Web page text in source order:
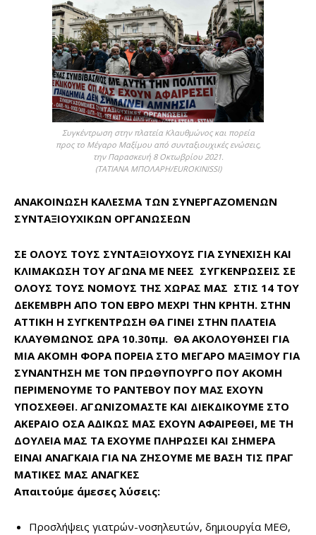
Συγκέντρωση στην πλατεία Κλαυθμώνος και πορεία
προς το Μέγαρο Μαξίμου από συνταξιουχικές ενώσεις,
την Παρασκευή 8 Οκτωβρίου 2021.
(ΤΑΤΙΑΝΑ ΜΠΟΛΑΡΗ/EUROKINISSI)
ΑΝΑΚΟΙΝΩΣΗ ΚΑΛΕΣΜΑ ΤΩΝ ΣΥΝΕΡΓΑΖΟΜΕΝΩΝ
ΣΥΝΤΑΞΙΟΥΧΙΚΩΝ ΟΡΓΑΝΩΣΕΩΝ
ΣΕ ΟΛΟΥΣ ΤΟΥΣ ΣΥΝΤΑΞΙΟΥΧΟΥΣ ΓΙΑ ΣΥΝΕΧΙΣΗ ΚΑΙ
ΚΛΙΜΑΚΩΣΗ ΤΟΥ ΑΓΩΝΑ ΜΕ ΝΕΕΣ ΣΥΓΚΕΝΡΩΣΕΙΣ ΣΕ
ΟΛΟΥΣ ΤΟΥΣ ΝΟΜΟΥΣ ΤΗΣ ΧΩΡΑΣ ΜΑΣ ΣΤΙΣ 14 ΤΟΥ
ΔΕΚΕΜΒΡΗ ΑΠΟ ΤΟΝ ΕΒΡΟ ΜΕΧΡΙ ΤΗΝ ΚΡΗΤΗ. ΣΤΗΝ
ΑΤΤΙΚΗ Η ΣΥΓΚΕΝΤΡΩΣΗ ΘΑ ΓΙΝΕΙ ΣΤΗΝ ΠΛΑΤΕΙΑ
ΚΛΑΥΘΜΩΝΟΣ ΩΡΑ 10.30πμ. ΘΑ ΑΚΟΛΟΥΘΗΣΕΙ ΓΙΑ
ΜΙΑ ΑΚΟΜΗ ΦΟΡΑ ΠΟΡΕΙΑ ΣΤΟ ΜΕΓΑΡΟ ΜΑΞΙΜΟΥ ΓΙΑ
ΣΥΝΑΝΤΗΣΗ ΜΕ ΤΟΝ ΠΡΩΘΥΠΟΥΡΓΟ ΠΟΥ ΑΚΟΜΗ
ΠΕΡΙΜΕΝΟΥΜΕ ΤΟ ΡΑΝΤΕΒΟΥ ΠΟΥ ΜΑΣ ΕΧΟΥΝ
ΥΠΟΣΧΕΘΕΙ. ΑΓΩΝΙΖΟΜΑΣΤΕ ΚΑΙ ΔΙΕΚΔΙΚΟΥΜΕ ΣΤΟ
ΑΚΕΡΑΙΟ ΟΣΑ ΑΔΙΚΩΣ ΜΑΣ ΕΧΟΥΝ ΑΦΑΙΡΕΘΕΙ, ΜΕ ΤΗ
ΔΟΥΛΕΙΑ ΜΑΣ ΤΑ ΕΧΟΥΜΕ ΠΛΗΡΩΣΕΙ ΚΑΙ ΣΗΜΕΡΑ
ΕΙΝΑΙ ΑΝΑΓΚΑΙΑ ΓΙΑ ΝΑ ΖΗΣΟΥΜΕ ΜΕ ΒΑΣΗ ΤΙΣ ΠΡΑΓ
ΜΑΤΙΚΕΣ ΜΑΣ ΑΝΑΓΚΕΣ
Απαιτούμε άμεσες λύσεις:
Προσλήψεις γιατρών-νοσηλευτών, δημιουργία ΜΕΘ,